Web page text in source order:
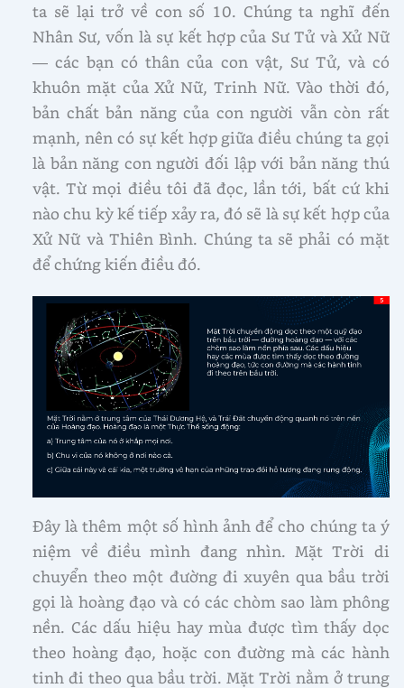
ta sẽ lại trở về con số 10. Chúng ta nghĩ đến
Nhân Sư, vốn là sự kết hợp của Sư Tử và Xử Nữ
— các bạn có thân của con vật, Sư Tử, và có
khuôn mặt của Xử Nữ, Trinh Nữ. Vào thời đó,
bản chất bản năng của con người vẫn còn rất
mạnh, nên có sự kết hợp giữa điều chúng ta gọi
là bản năng con người đối lập với bản năng thú
vật. Từ mọi điều tôi đã đọc, lần tới, bất cứ khi
nào chu kỳ kế tiếp xảy ra, đó sẽ là sự kết hợp của
Xử Nữ và Thiên Bình. Chúng ta sẽ phải có mặt
để chứng kiến điều đó.
Đây là thêm một số hình ảnh để cho chúng ta ý
niệm về điều mình đang nhìn. Mặt Trời di
chuyển theo một đường đi xuyên qua bầu trời
gọi là hoàng đạo và có các chòm sao làm phông
nền. Các dấu hiệu hay mùa được tìm thấy dọc
theo hoàng đạo, hoặc con đường mà các hành
tinh đi theo qua bầu trời. Mặt Trời nằm ở trung